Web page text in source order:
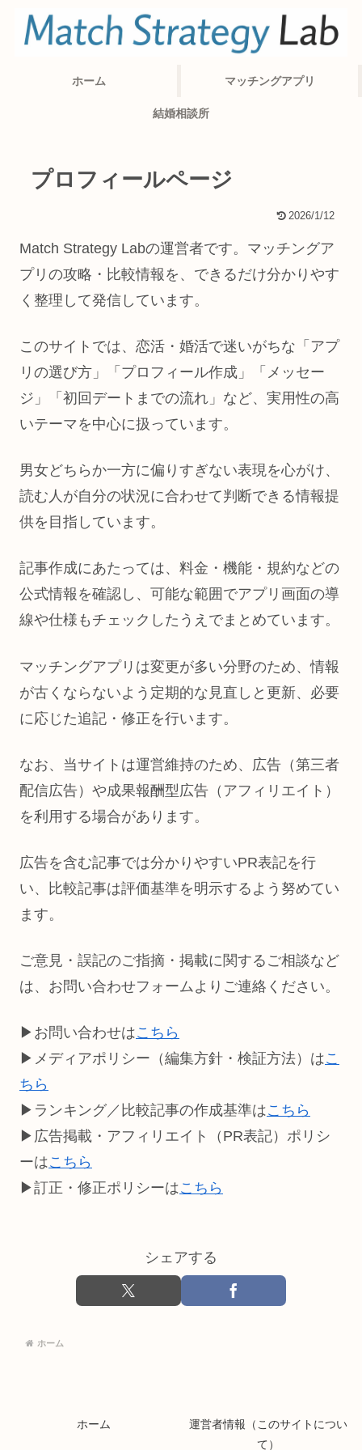
ホーム マッチングアプリ
結婚相談所
プロフィールページ
2026/1/12
Match Strategy Labの運営者です。マッチングア
プリの攻略・比較情報を、できるだけ分かりやす
く整理して発信しています。
このサイトでは、恋活・婚活で迷いがちな「アプ
リの選び方」「プロフィール作成」「メッセー
ジ」「初回デートまでの流れ」など、実用性の高
いテーマを中心に扱っています。
男女どちらか一方に偏りすぎない表現を心がけ、
読む人が自分の状況に合わせて判断できる情報提
供を目指しています。
記事作成にあたっては、料金・機能・規約などの
公式情報を確認し、可能な範囲でアプリ画面の導
線や仕様もチェックしたうえでまとめています。
マッチングアプリは変更が多い分野のため、情報
が古くならないよう定期的な見直しと更新、必要
に応じた追記・修正を行います。
なお、当サイトは運営維持のため、広告（第三者
配信広告）や成果報酬型広告（アフィリエイト）
を利用する場合があります。
広告を含む記事では分かりやすいPR表記を行
い、比較記事は評価基準を明示するよう努めてい
ます。
ご意見・誤記のご指摘・掲載に関するご相談など
は、お問い合わせフォームよりご連絡ください。
▶お問い合わせはこちら
▶メディアポリシー（編集方針・検証方法）はこ
ちら
▶ランキング／比較記事の作成基準はこちら
▶広告掲載・アフィリエイト（PR表記）ポリシ
ーはこちら
▶訂正・修正ポリシーはこちら
シェアする
ホーム
ホーム
運営者情報（このサイトについ
て）